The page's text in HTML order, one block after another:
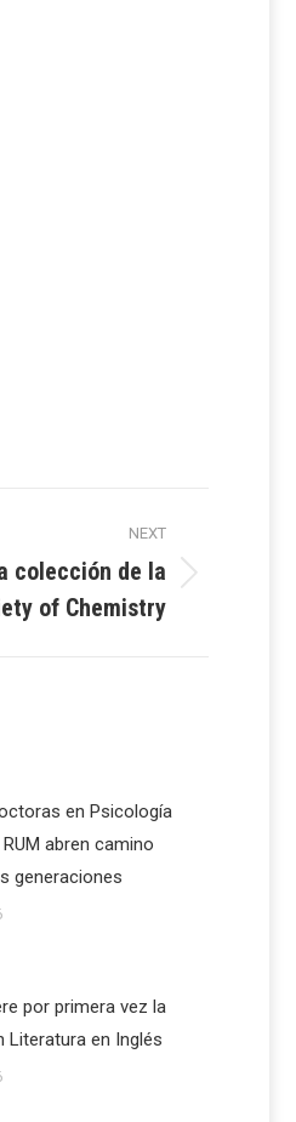
NEXT
colección de la
of Chemistry
en Psicología
abren camino
generaciones
por primera vez la
Literatura en Inglés